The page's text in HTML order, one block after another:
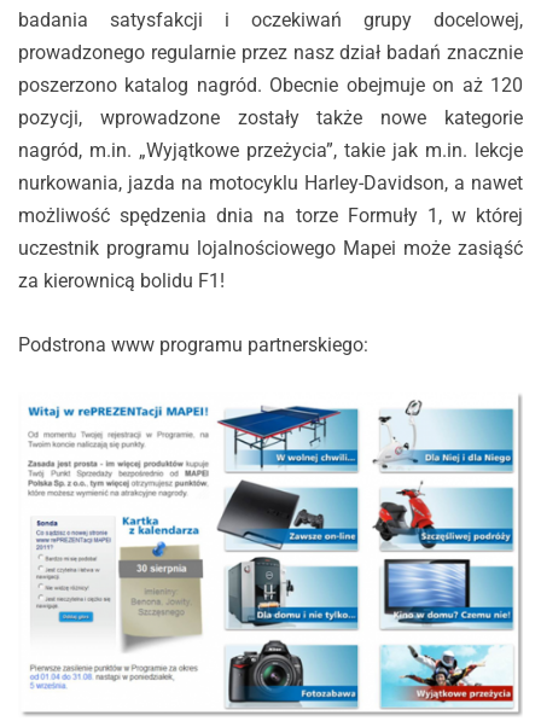
badania satysfakcji i oczekiwań grupy docelowej,
prowadzonego regularnie przez nasz dział badań znacznie
poszerzono katalog nagród. Obecnie obejmuje on aż 120
pozycji, wprowadzone zostały także nowe kategorie
nagród, m.in. „Wyjątkowe przeżycia”, takie jak m.in. lekcje
nurkowania, jazda na motocyklu Harley-Davidson, a nawet
możliwość spędzenia dnia na torze Formuły 1, w której
uczestnik programu lojalnościowego Mapei może zasiąść
za kierownicą bolidu F1!
Podstrona www programu partnerskiego: